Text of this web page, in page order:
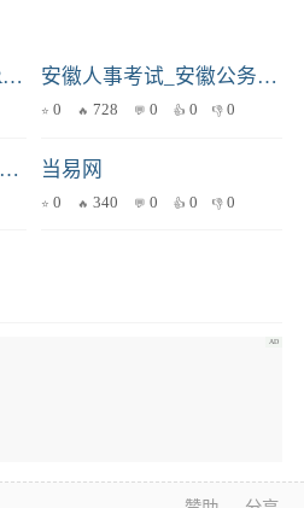
大型青春女团SNH48 GROUP官方网站 安徽人事考试_安徽公务员|事业单位招聘考试-安徽华图
0 728 0 0 0
手机牛彩网-今日福彩3d字谜总汇/图谜汇总_全部藏机图正版 当易网
0 340 0 0 0